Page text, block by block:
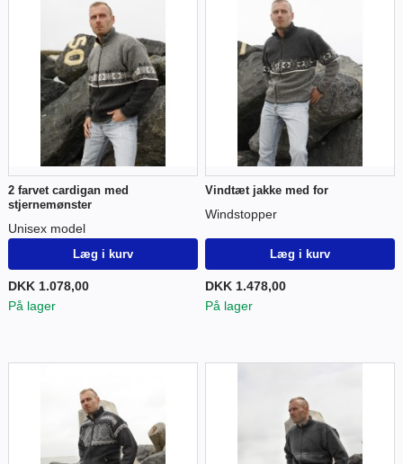
2 farvet cardigan med
stjernemønster
Unisex model
Læg i kurv
DKK 1.078,00
På lager
Vindtæt jakke med for
Windstopper
Læg i kurv
DKK 1.478,00
På lager